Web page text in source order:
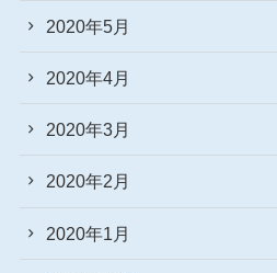
2020年5月
2020年4月
2020年3月
2020年2月
2020年1月